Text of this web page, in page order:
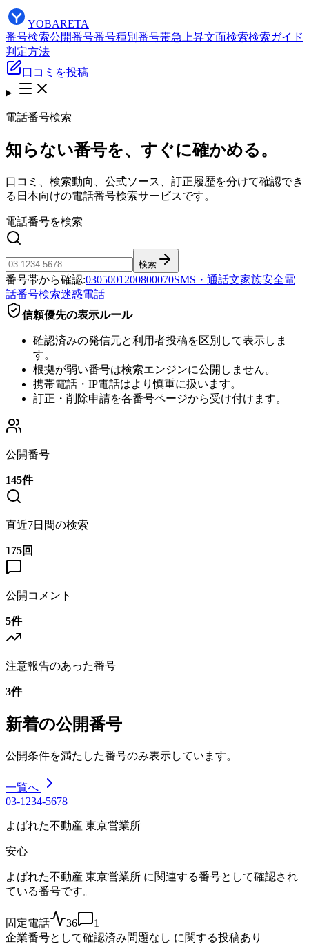
YOBARETA
番号検索公開番号番号種別 番号帯急上昇文面検索検索ガイド
判定方法
口コミを投稿
電話番号検索
知らない番号を、すぐに確かめる。
口コミ、検索動向、公式ソース、訂正履歴を分けて確認でき
る日本向けの電話番号検索サービスです。
電話番号を検索
検索
番号帯から確認:0305001200800070SMS・通話文家族安全電
話番号検索迷惑電話
信頼優先の表示ルール
確認済みの発信元と利用者投稿を区別して表示しま
す。
根拠が弱い番号は検索エンジンに公開しません。
携帯電話・IP電話はより慎重に扱います。
訂正・削除申請を各番号ページから受け付けます。
公開番号
145件
直近7日間の検索
175回
公開コメント
5件
注意報告のあった番号
3件
新着の公開番号
公開条件を満たした番号のみ表示しています。
一覧へ
03-1234-5678
よばれた不動産 東京営業所
安心
よばれた不動産 東京営業所 に関連する番号として確認され
ている番号です。
固定電話 36
1
企業番号として確認済み問題なし に関する投稿あり